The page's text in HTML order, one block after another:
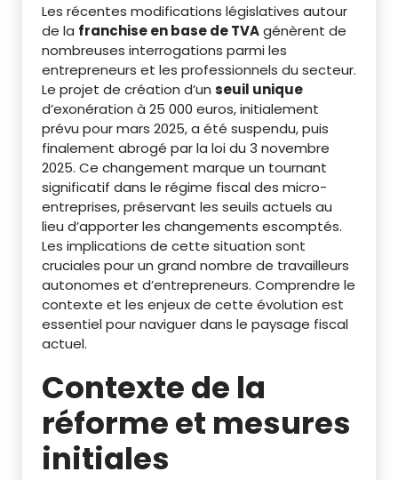
Les récentes modifications législatives autour
de la franchise en base de TVAgénèrent de
nombreuses interrogations parmi les
entrepreneurs et les professionnels du secteur.
Le projet de création d’un seuil unique
d’exonération à 25 000 euros, initialement
prévu pour mars 2025, a été suspendu, puis
finalement abrogé par la loi du 3 novembre
2025. Ce changement marque un tournant
significatif dans le régime fiscal des micro-
entreprises, préservant les seuils actuels au
lieu d’apporter les changements escomptés.
Les implications de cette situation sont
cruciales pour un grand nombre de travailleurs
autonomes et d’entrepreneurs. Comprendre le
contexte et les enjeux de cette évolution est
essentiel pour naviguer dans le paysage fiscal
actuel.
Contexte de la
réforme et mesures
initiales